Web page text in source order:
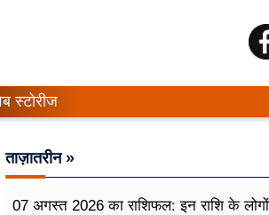
स्टोरीज
ताज़ातरीन »
07 अगस्त 2026 का राशिफल: इन राशि के लोगों